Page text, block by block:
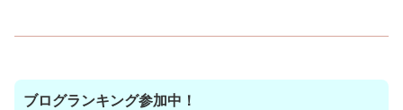
ブログランキング参加中！